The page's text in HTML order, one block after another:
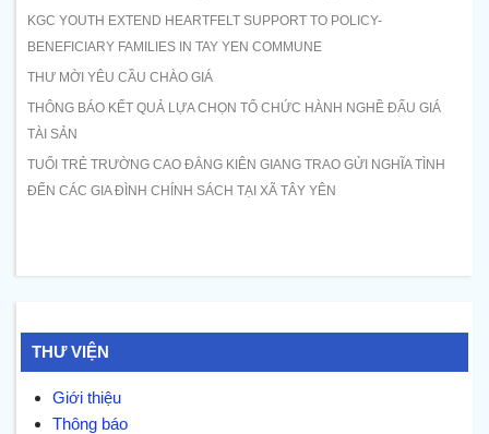
KGC YOUTH EXTEND HEARTFELT SUPPORT TO POLICY-
BENEFICIARY FAMILIES IN TAY YEN COMMUNE
THƯ MỜI YÊU CẦU CHÀO GIÁ
THÔNG BÁO KẾT QUẢ LỰA CHỌN TỔ CHỨC HÀNH NGHỀ ĐẤU GIÁ
TÀI SẢN
TUỔI TRẺ TRƯỜNG CAO ĐẲNG KIÊN GIANG TRAO GỬI NGHĨA TÌNH
ĐẾN CÁC GIA ĐÌNH CHÍNH SÁCH TẠI XÃ TÂY YÊN
THƯ VIỆN
Giới thiệu
Thông báo